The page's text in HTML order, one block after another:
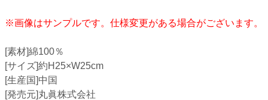
※画像はサンプルです。仕様変更がある場合がございます。
[素材]綿100％
[サイズ]約H25×W25cm
[生産国]中国
[発売元]丸眞株式会社